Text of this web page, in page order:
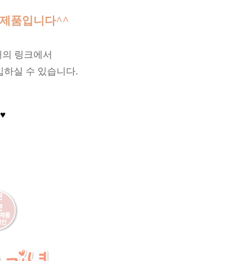
품입니다^^
링크에서
하실 수 있습니다.